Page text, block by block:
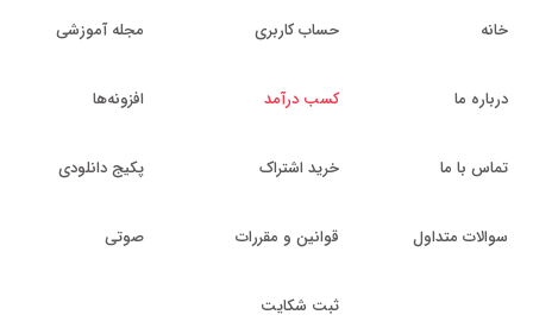
خانه
درباره ما
تماس با ما
سوالات متداول
حساب کاربری
کسب درآمد
خرید اشتراک
قوانین و مقررات
ثبت شکایت
مجله آموزشی
افزونه‌ها
پکیج دانلودی
صوتی